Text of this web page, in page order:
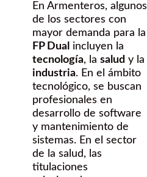
En Armenteros, algunos
de los sectores con
mayor demanda para la
FP Dual incluyen la
tecnología, la salud y la
industria. En el ámbito
tecnológico, se buscan
profesionales en
desarrollo de software
y mantenimiento de
sistemas. En el sector
de la salud, las
titulaciones